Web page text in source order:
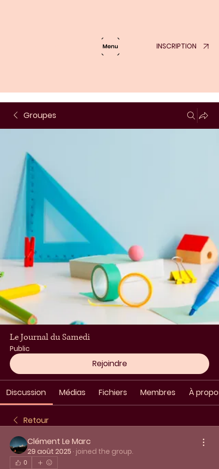
INSCRIPTION
Groupes
Le Journal du Samedi
Public
Rejoindre
Discussion Médias Fichiers Membres À
Retour
Clément Le Marc
29 août 2025 · joined the group.
0